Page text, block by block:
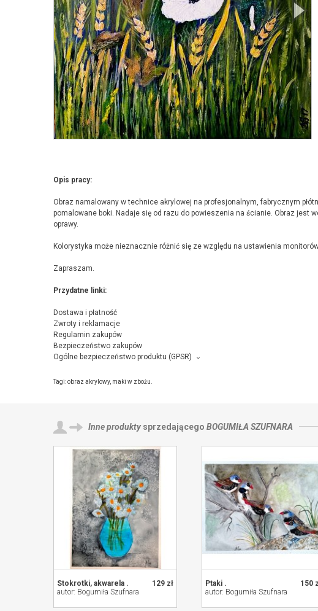
Opis pracy:
Obraz namalowany w technice akrylowej na profesjonalnym, fabrycznym
pomalowane boki. Nadaje się od razu do powieszenia na ścianie. Obraz jest
oprawy.
Kolorystyka może nieznacznie różnić się ze względu na ustawienia
Zapraszam.
Przydatne linki:
Dostawa i płatność
Zwroty i reklamacje
Regulamin zakupów
Bezpieczeństwo zakupów
Ogólne bezpieczeństwo produktu (GPSR)
Bogumiła Szufnara, Norwida 4/43, 38-300 Gorlice,
Tagi:obraz akrylowy, maki w zbożu.
Inne produktysprzedającego BOGUMIŁA SZUFNARA
129 zł
Stokrotki, akwarela .
autor: Bogumiła Szufnara
150
Ptaki .
autor: Bogumiła Szufnara